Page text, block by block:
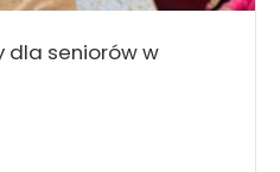
dla seniorów w